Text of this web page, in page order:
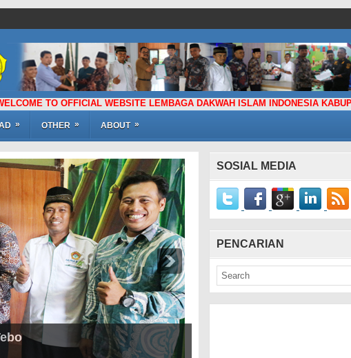
OFFICIAL WEBSITE LEMBAGA DAKWAH ISLAM INDONESIA KABUPATEN TEBO
» OTHER » ABOUT »
Audiensi LDII Guna
SOSIAL MEDIA
PENCARIAN